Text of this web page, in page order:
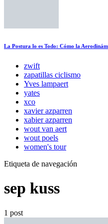
La Postura lo es Todo: Cómo la
zwift
zapatillas ciclismo
Yves lampaert
yates
xco
xavier azparren
xabier azparren
wout van aert
wout poels
women's tour
Etiqueta de navegación
sep kuss
1 post